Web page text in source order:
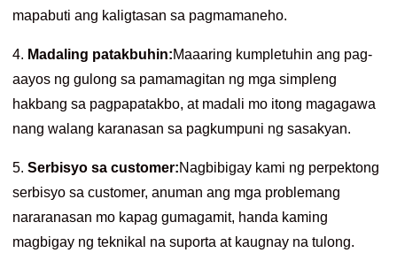
mapabuti ang kaligtasan sa pagmamaneho.
4. Madaling patakbuhin:Maaaring kumpletuhin ang pag-
aayos ng gulong sa pamamagitan ng mga simpleng
hakbang sa pagpapatakbo, at madali mo itong magagawa
nang walang karanasan sa pagkumpuni ng sasakyan.
5.Serbisyo sa customer:Nagbibigay kami ng perpektong
serbisyo sa customer, anuman ang mga problemang
nararanasan mo kapag gumagamit, handa kaming
magbigay ng teknikal na suporta at kaugnay na tulong.